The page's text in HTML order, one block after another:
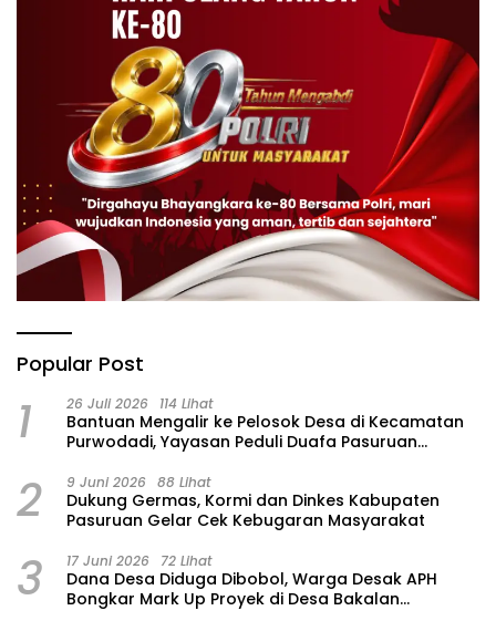
Popular Post
1 26 Juli 2026 114 Lihat
‎Bantuan Mengalir ke Pelosok Desa di Kecamatan
Purwodadi, Yayasan Peduli Duafa Pasuruan
2 9 Juni 2026 88 Lihat
Dukung Germas, Kormi dan Dinkes Kabupaten
Pasuruan Gelar Cek Kebugaran Masyarakat
3 17 Juni 2026 72 Lihat
Dana Desa Diduga Dibobol, Warga Desak APH
Bongkar Mark Up Proyek di Desa Bakalan